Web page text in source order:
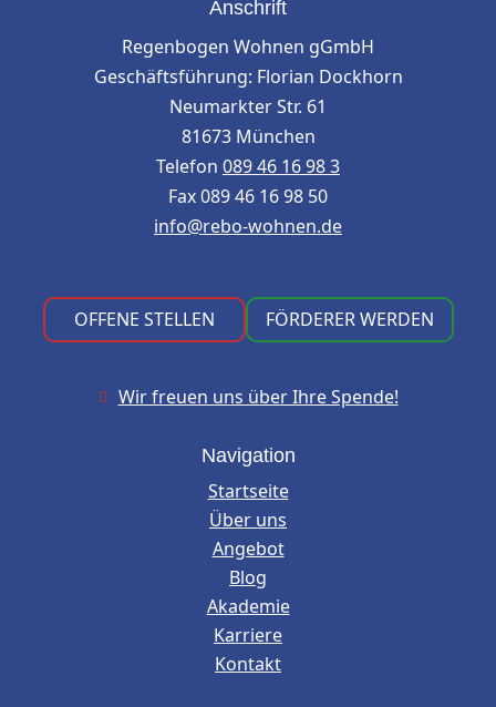
Anschrift
Regenbogen Wohnen gGmbH
Geschäftsführung: Florian Dockhorn
Neumarkter Str. 61
81673 München
Telefon 089 46 16 98 3
Fax 089 46 16 98 50
info@rebo-wohnen.de
OFFENE STELLEN FÖRDERER WERDEN
 Wir freuen uns über Ihre Spende!
Navigation
Startseite
Über uns
Angebot
Blog
Akademie
Karriere
Kontakt